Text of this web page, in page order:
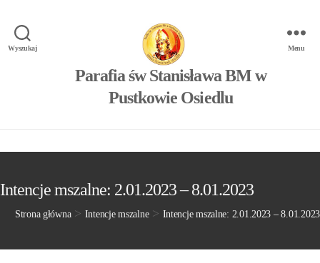
Wyszukaj
Parafia św Stanisława BM w
Pustkowie Osiedlu
Menu
Intencje mszalne: 2.01.2023 – 8.01.2023
Strona główna> Intencje mszalne> Intencje mszalne: 2.01.2023 – 8.01.2023